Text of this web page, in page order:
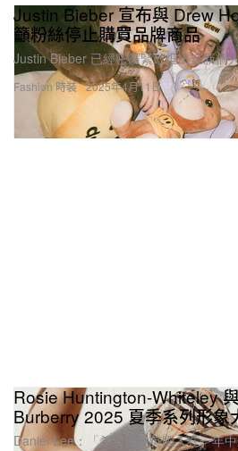
Fashion 時裝
Justin Bieber 宣布與 Drew
籲粉絲停止購買品牌商品
Justin Bieber 已經密鑼緊鼓推出全新個
2025年4月11日
Rosie Huntington-Whiteley
Burberry 2025 夏季系列形象
Daniel Lee：「希望捕捉英國人在一年